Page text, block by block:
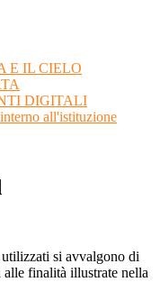
E IL CIELO
DIGITALI
all'istituzione
si avvalgono di
finalità illustrate nella